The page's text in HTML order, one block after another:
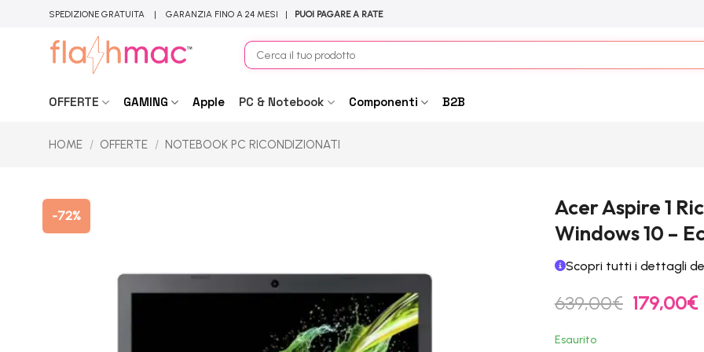
SPEDIZIONE GRATUITA | GARANZIA FINO A 24 MESI | PUOI PAGARE A RATE
Cerca:
OFFERTE GAMING Apple PC & Notebook Componenti B2B
HOME / OFFERTE / NOTEBOOK PC RICONDIZIONATI
-72%
Acer Aspire 1
Windows 10 –
Scopri tutti i dettagli
639,00€ Il
prezzo
179,00€Il
Esaurito